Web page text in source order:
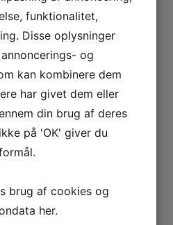
VED 399,-
1-2 HVERDAGE
BETALING
RETUR
+ 5% RABAT
funktionalitet,
Disse oplysninger
og
kan kombinere dem
har givet dem eller
din brug af deres
på 'OK' giver du
brug af cookies og
her.